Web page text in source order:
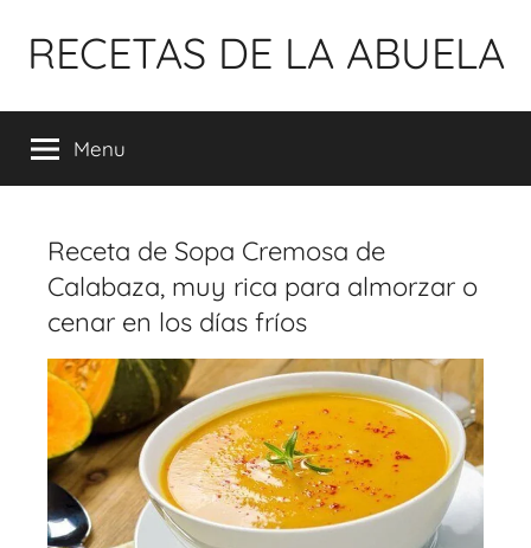
para
conteúdo
RECETAS DE LA ABUELA
Menu
Receta de Sopa Cremosa de
Calabaza, muy rica para almorzar o
cenar en los días fríos